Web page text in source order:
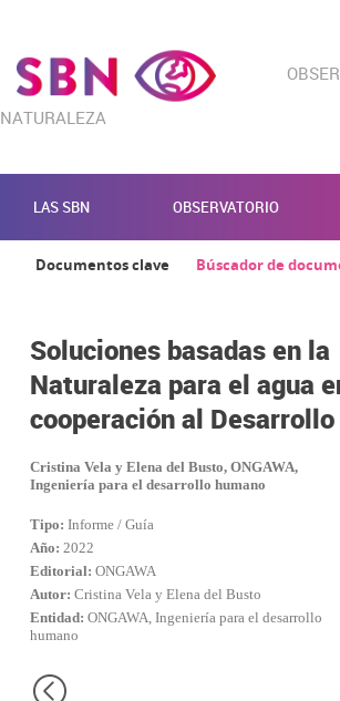
NATURALEZA
LAS SBN OBSERVATORIO
Documentos clave Búscador de
Soluciones basadas en la
Naturaleza para el agua
cooperación al Desarrollo
Cristina Vela y Elena del Busto, ONGAWA,
Ingeniería para el desarrollo humano
Tipo: Informe / Guía
Año: 2022
Editorial: ONGAWA
Autor: Cristina Vela y Elena del Busto
Entidad: ONGAWA, Ingeniería para el desarrollo
humano